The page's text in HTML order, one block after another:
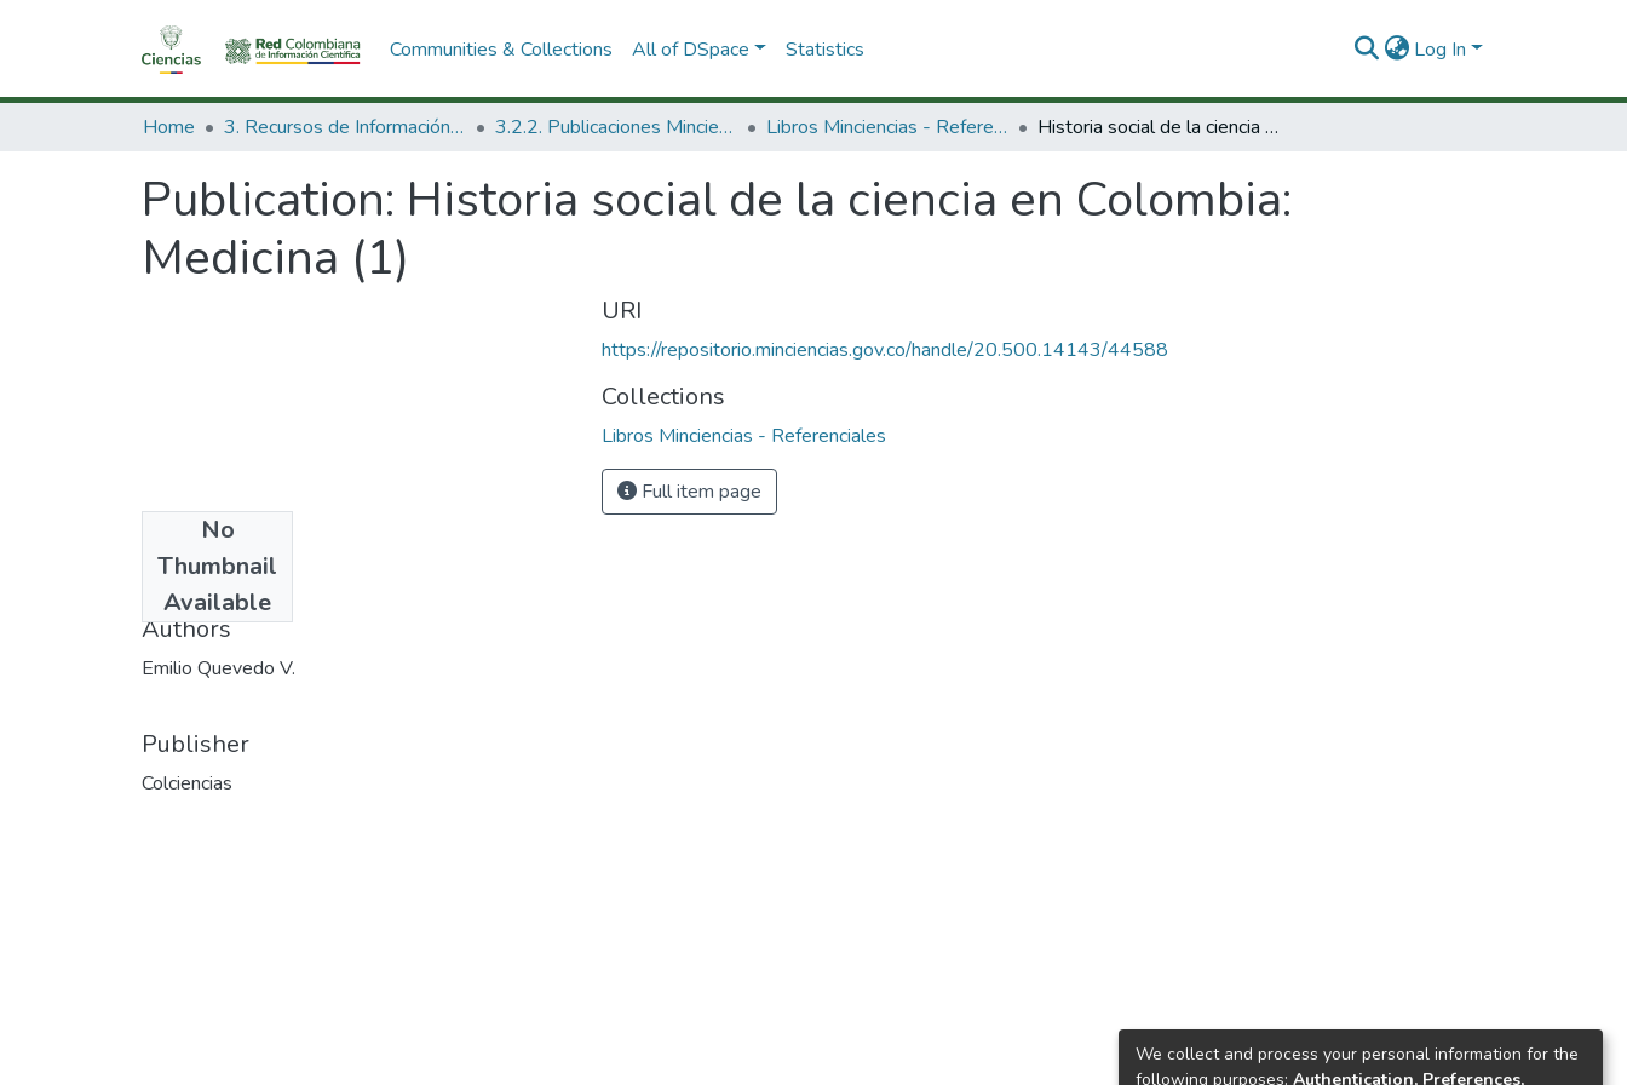
Communities & Collections All of DSpace Statistics Log In
Home 3. Recursos de Información Científica y Tecnológica 3.2.2. Publicaciones Minciencias Libros Minciencias - Referenciales Historia social de la ciencia en Colombia: Medicina (1)
Publication: Historia social de la ciencia en Colombia:
Medicina (1)
No
Thumbnail
Available
1993
Authors
Emilio Quevedo V.
Publisher
Colciencias
URI
https://repositorio.minciencias.gov.co/handle/20.500.14143/44588
Collections
Libros Minciencias - Referenciales
Full item page
We collect and process your personal information for the
following purposes: Authentication, Preferences,